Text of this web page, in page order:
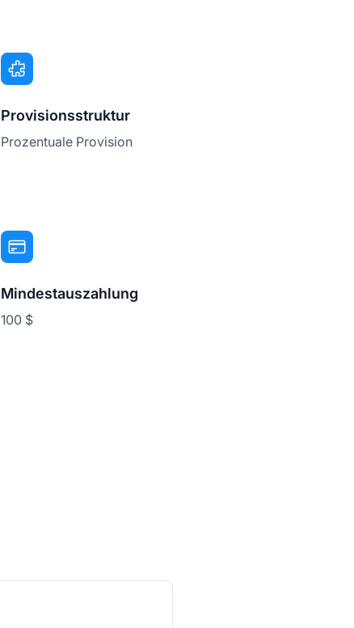
Provisionsstruktur
Prozentuale Provision
Mindestauszahlung
100 $